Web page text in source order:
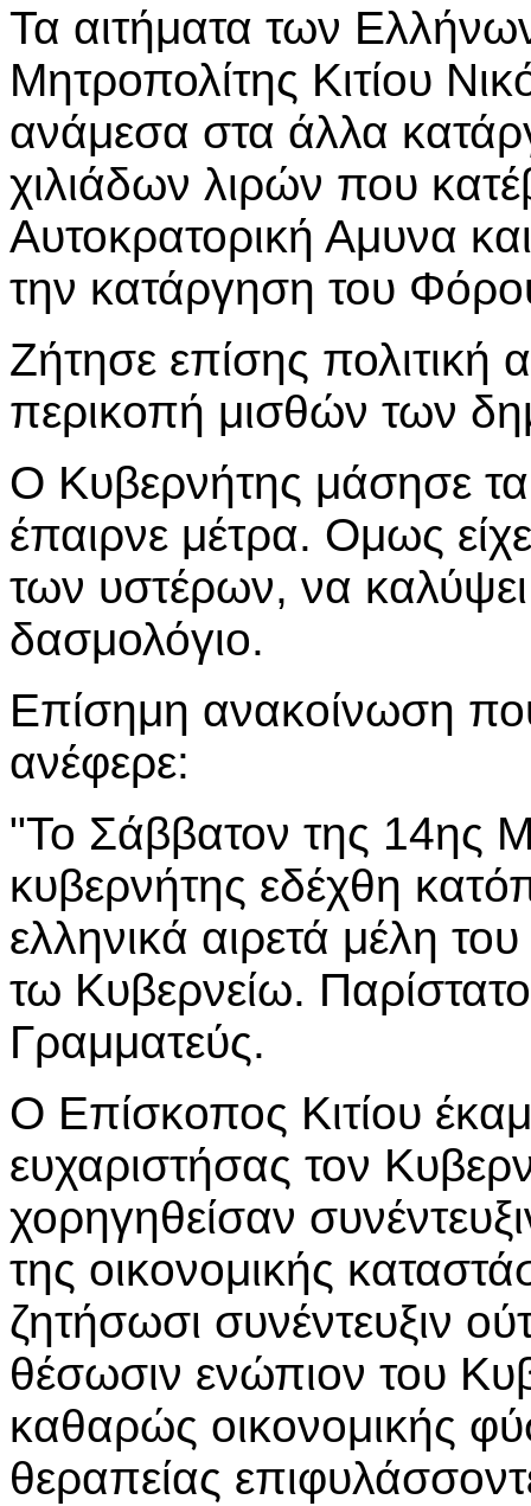
Τα αιτήματα των
Μητροπολίτης Κιτίου
ανάμεσα στα άλλα
χιλιάδων λιρών που
Αυτοκρατορική Αμυνα
την κατάργηση του
Ζήτησε επίσης πολιτική
περικοπή μισθών των
Ο Κυβερνήτης μάσησε τα
έπαιρνε μέτρα. Ομως
των υστέρων, να
δασμολόγιο.
Επίσημη ανακοίνωση
ανέφερε:
"Το Σάββατον της 14ης
κυβερνήτης εδέχθη
ελληνικά αιρετά μέλη
τω Κυβερνείω.
Γραμματεύς.
Ο Επίσκοπος Κιτίου
ευχαριστήσας τον
χορηγηθείσαν
της οικονομικής
ζητήσωσι συνέντευξιν
θέσωσιν ενώπιον του
καθαρώς οικονομικής
θεραπείας